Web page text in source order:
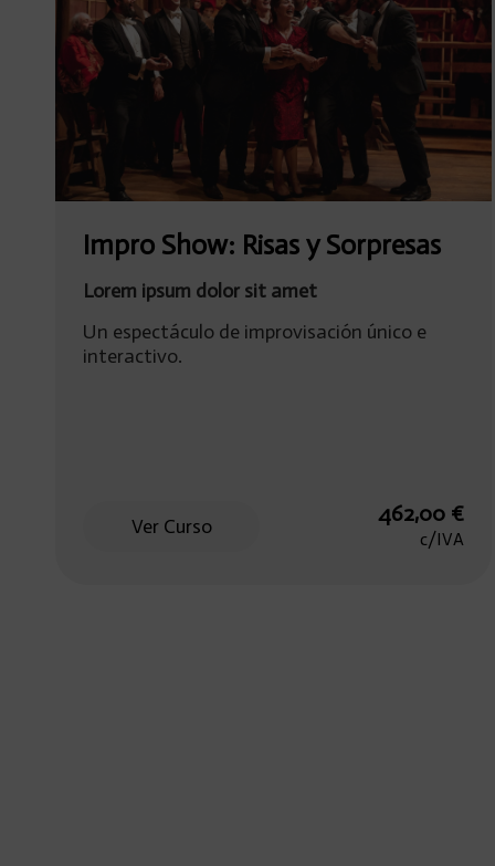
Impro Show: Risas y Sorpresas
Lorem ipsum dolor sit amet
Un espectáculo de improvisación único e
interactivo.
Ver Curso 462,00 €
c/IVA